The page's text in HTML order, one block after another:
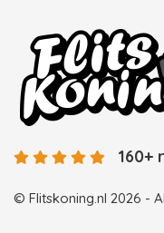
© Flitskoning.nl 2026 -
160+